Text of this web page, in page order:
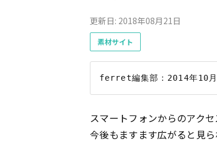
更新日: 2018年08月21日
素材サイト
スマートフォンからのアク
今後もますます広がると見